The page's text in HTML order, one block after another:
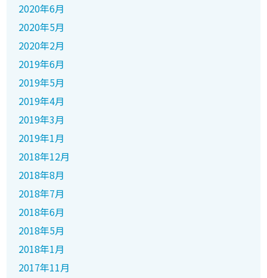
2020年6月
2020年5月
2020年2月
2019年6月
2019年5月
2019年4月
2019年3月
2019年1月
2018年12月
2018年8月
2018年7月
2018年6月
2018年5月
2018年1月
2017年11月